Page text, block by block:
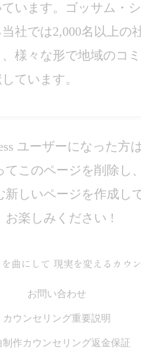
います。ゴッサム・
社では2,000名以上の
様々な形で地域のコ
ています。
ユーザーになった方は
てこのページを削除し
新しいページを作成し
お楽しみください !
曲にして 現実を変えるカウ
お問い合わせ
カウンセリング重要説明
制作カウンセリング返金保証